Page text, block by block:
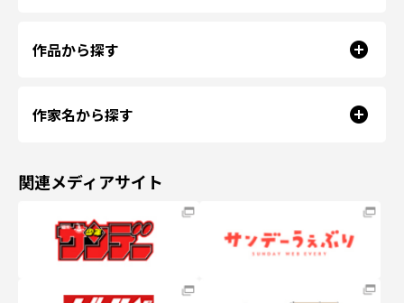
作品から探す
作家名から探す
関連メディアサイト